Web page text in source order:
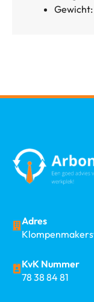
Adres
KvK Nummer
78 38 84 81